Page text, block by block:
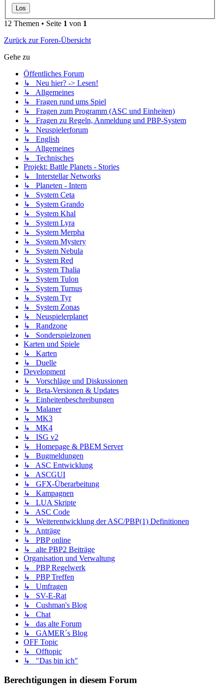
12 Themen • Seite 1 von 1
Zurück zur Foren-Übersicht
Gehe zu
Öffentliches Forum
↳ Neu hier? -> Lesen!
↳ Allgemeines
↳ Fragen rund ums Spiel
↳ Fragen zum Programm (ASC und Einheiten)
↳ Fragen zu Regeln, Anmeldung und PBP-System
↳ Neuspielerforum
↳ English
↳ Allgemeines
↳ Technisches
Projekt: Battle Planets - Stories
↳ Interstellar Networks
↳ Planeten - Intern
↳ System Ceta
↳ System Grando
↳ System Khal
↳ System Lyra
↳ System Merpha
↳ System Mystery
↳ System Nebula
↳ System Red
↳ System Thalia
↳ System Tulon
↳ System Turnus
↳ System Tyr
↳ System Zonas
↳ Neuspielerplanet
↳ Randzone
↳ Sonderspielzonen
Karten und Spiele
↳ Karten
↳ Duelle
Development
↳ Vorschläge und Diskussionen
↳ Beta-Versionen & Updates
↳ Einheitenbeschreibungen
↳ Malaner
↳ MK3
↳ MK4
↳ ISG v2
↳ Homepage & PBEM Server
↳ Bugmeldungen
↳ ASC Entwicklung
↳ ASCGUI
↳ GFX-Überarbeitung
↳ Kampagnen
↳ LUA Skripte
↳ ASC Code
↳ Weiterentwicklung der ASC/PBP(1) Definitionen
↳ Anträge
↳ PBP online
↳ alte PBP2 Beiträge
Organisation und Verwaltung
↳ PBP Regelwerk
↳ PBP Treffen
↳ Umfragen
↳ SV-E-Rat
↳ Cushman's Blog
↳ Chat
↳ das alte Forum
↳ GAMER´s Blog
OFF Topic
↳ Offtopic
↳ "Das bin ich"
Berechtigungen in diesem Forum